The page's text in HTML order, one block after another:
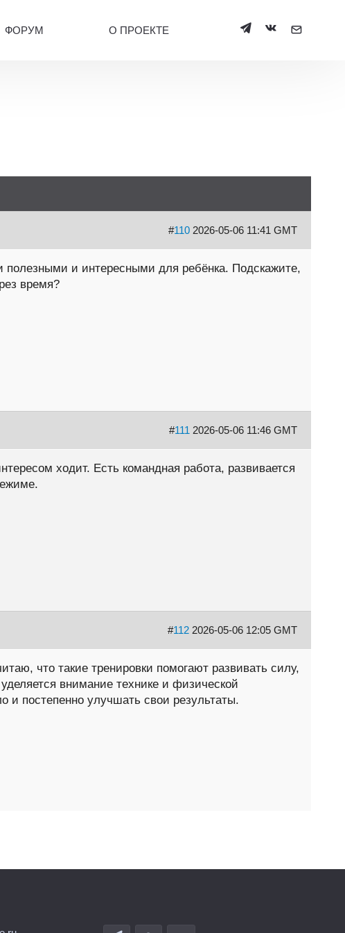
ФОРУМ О ПРОЕКТЕ
#110 2026-05-06 11:41 GMT
и интересными для ребёнка. Подскажите,
время?
#111 2026-05-06 11:46 GMT
ходит. Есть командная работа, развивается
#112 2026-05-06 12:05 GMT
что такие тренировки помогают развивать силу,
внимание технике и физической
и постепенно улучшать свои результаты.